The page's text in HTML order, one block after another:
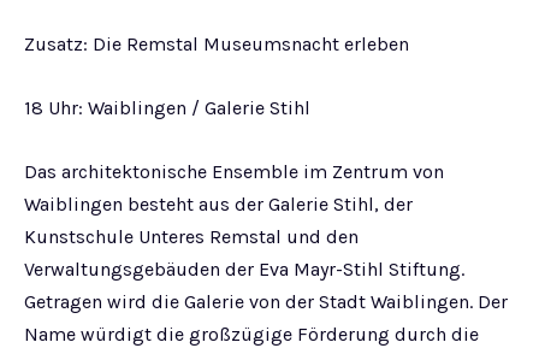
Zusatz: Die Remstal Museumsnacht erleben
18 Uhr: Waiblingen / Galerie Stihl
Das architektonische Ensemble im Zentrum von
Waiblingen besteht aus der Galerie Stihl, der
Kunstschule Unteres Remstal und den
Verwaltungsgebäuden der Eva Mayr-Stihl Stiftung.
Getragen wird die Galerie von der Stadt Waiblingen. Der
Name würdigt die großzügige Förderung durch die